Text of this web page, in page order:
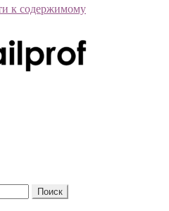
к содержимому
Поиск